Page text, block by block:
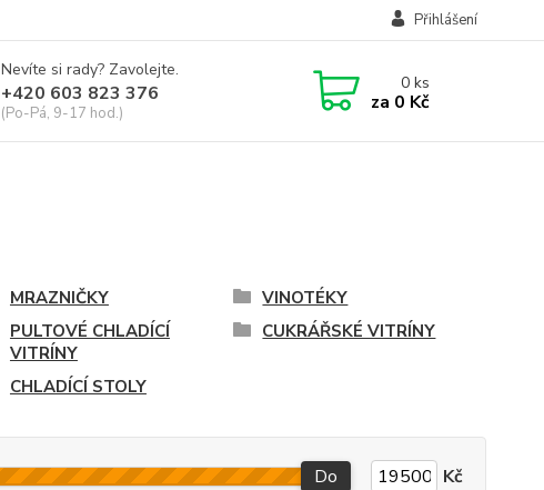
Přihlášení
Nevíte si rady? Zavolejte.
+420 603 823 376
(Po-Pá, 9-17 hod.)
0ks
za 0 Kč
MRAZNIČKY
VINOTÉKY
PULTOVÉ CHLADÍCÍ
VITRÍNY
CUKRÁŘSKÉ VITRÍNY
CHLADÍCÍ STOLY
Do Kč